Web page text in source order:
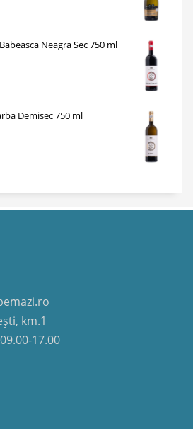
Neagra Sec 750 ml
Demisec 750 ml
km.1
17.00